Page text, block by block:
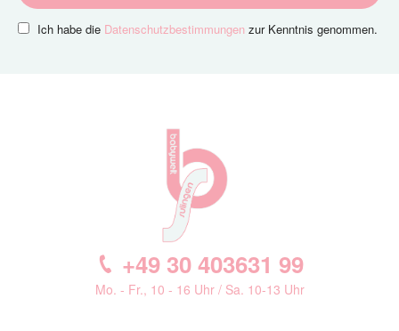
Ich habe die Datenschutzbestimmungen zur Kenntnis genommen.
+49 30 403631 99
Mo. - Fr., 10 - 16 Uhr / Sa. 10-13 Uhr